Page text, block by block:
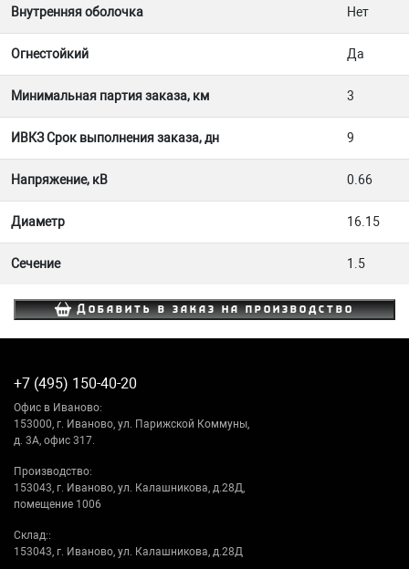
Внутренняя оболочка Нет
Огнестойкий Да
Минимальная партия заказа, км 3
ИВКЗ Срок выполнения заказа, дн 9
Напряжение, кВ 0.66
Диаметр 16.15
Сечение 1.5
Добавить в заказ на производство
+7 (495) 150-40-20
Офис в Иваново:
153000, г. Иваново, ул. Парижской Коммуны,
д. 3А, офис 317.
Производство:
153043, г. Иваново, ул. Калашникова, д.28Д,
помещение 1006
Склад::
153043, г. Иваново, ул. Калашникова, д.28Д